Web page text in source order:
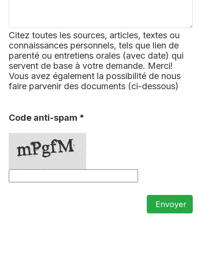
Citez toutes les sources, articles, textes ou
connaissances personnels, tels que lien de
parenté ou entretiens orales (avec date) qui
servent de base à votre demande. Merci!
Vous avez également la possibilité de nous
faire parvenir des documents (ci-dessous)
Code anti-spam *
Envoyer